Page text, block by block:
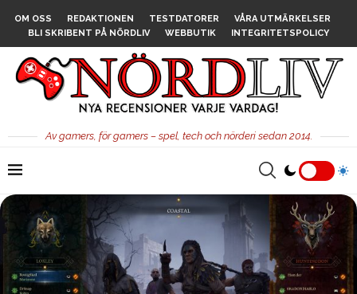
OM OSS REDAKTIONEN TESTDATORER
VÅRA UTMÄRKELSER
BLI SKRIBENT PÅ NÖRDLIV
WEBBUTIK INTEGRITETSPOLICY
Av gamers, för gamers – spel, tech och nörderi sedan 2014.